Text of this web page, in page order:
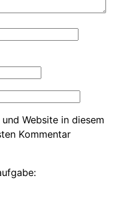
Website in diesem
Kommentar